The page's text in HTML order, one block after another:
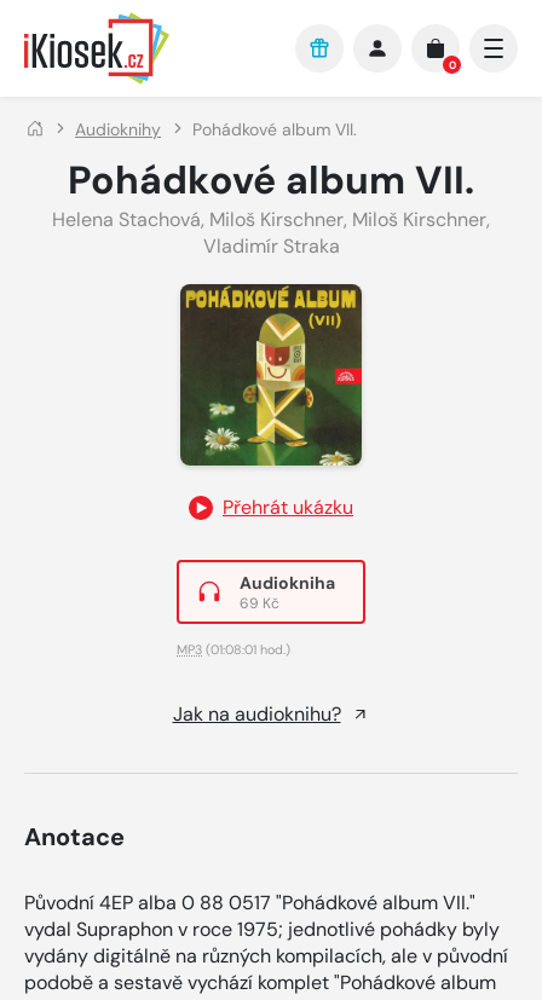
Přejít na hlavní obsah
0
Audioknihy Pohádkové album VII.
Pohádkové album VII.
Helena Stachová, Miloš Kirschner, Miloš Kirschner,
Vladimír Straka
Přehrát ukázku
Audiokniha
69 Kč
MP3 (01:08:01 hod.)
Jak na audioknihu?
Anotace
Původní 4EP alba 0 88 0517 "Pohádkové album VII."
vydal Supraphon v roce 1975; jednotlivé pohádky byly
vydány digitálně na různých kompilacích, ale v původní
podobě a sestavě vychází komplet "Pohádkové album